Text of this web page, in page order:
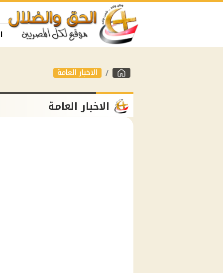
الاخبار العامة
الاخبار العامة